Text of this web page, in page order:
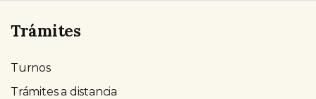
Trámites
Turnos
Trámites a distancia